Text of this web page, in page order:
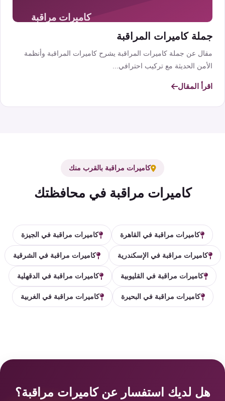
جملة كاميرات المراقبة
مقال عن جملة كاميرات المراقبة يشرح كاميرات المراقبة وأنظمة
الأمن الحديثة مع تركيب احترافي...
اقرأ المقال
كاميرات مراقبة بالقرب منك
كاميرات مراقبة في محافظتك
كاميرات مراقبة في القاهرة كاميرات مراقبة في الجيزة
كاميرات مراقبة في الإسكندرية كاميرات مراقبة في الشرقية
كاميرات مراقبة في القليوبية كاميرات مراقبة في الدقهلية
كاميرات مراقبة في البحيرة كاميرات مراقبة في الغربية
هل لديك استفسار عن كاميرات مراقبة؟